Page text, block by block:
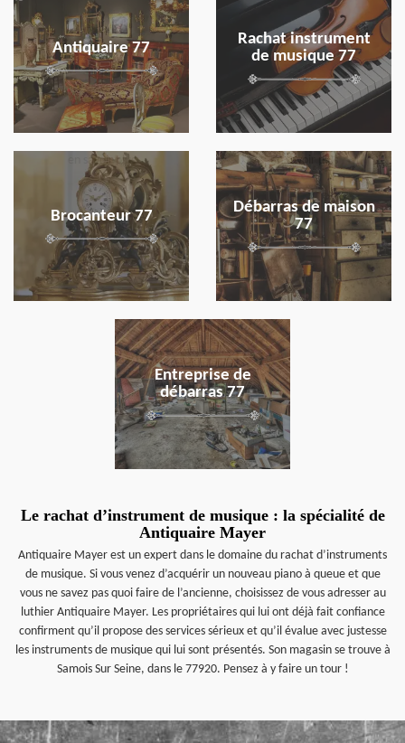
Antiquaire 77
Rachat instrument
de musique 77
Brocanteur 77
en savoir plus
Débarras de maison
77
en savoir plus
Entreprise de
débarras 77
en savoir plus
Le rachat d’instrument de musique : la spécialité de
Antiquaire Mayer
Antiquaire Mayer est un expert dans le domaine du rachat d’instruments
de musique. Si vous venez d’acquérir un nouveau piano à queue et que
vous ne savez pas quoi faire de l’ancienne, choisissez de vous adresser au
luthier Antiquaire Mayer. Les propriétaires qui lui ont déjà fait confiance
confirment qu’il propose des services sérieux et qu’il évalue avec justesse
les instruments de musique qui lui sont présentés. Son magasin se trouve à
Samois Sur Seine, dans le 77920. Pensez à y faire un tour !